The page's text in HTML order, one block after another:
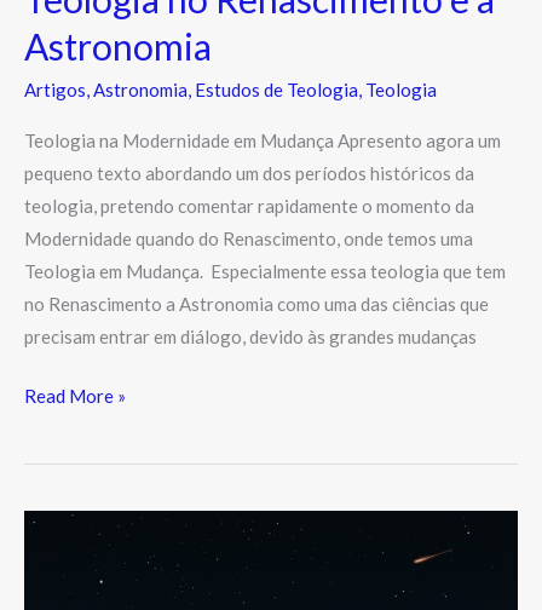
Astronomia
Artigos,Astronomia, Estudos de Teologia, Teologia
Teologia na Modernidade em Mudança Apresento agora um
pequeno texto abordando um dos períodos históricos da
teologia, pretendo comentar rapidamente o momento da
Modernidade quando do Renascimento, onde temos uma
Teologia em Mudança. Especialmente essa teologia que tem
no Renascimento a Astronomia como uma das ciências que
precisam entrar em diálogo, devido às grandes mudanças
Read More »
Astronomia